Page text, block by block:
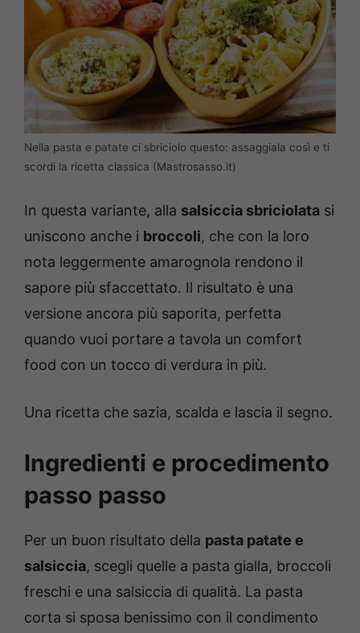
Nella pasta e patate ci sbriciolo questo: assaggiala così e ti
scordi la ricetta classica (Mastrosasso.it)
In questa variante, alla salsiccia sbriciolata si
uniscono anche i broccoli, che con la loro
nota leggermente amarognola rendono il
sapore più sfaccettato. Il risultato è una
versione ancora più saporita, perfetta
quando vuoi portare a tavola un comfort
food con un tocco di verdura in più.
Una ricetta che sazia, scalda e lascia il segno.
Ingredienti e procedimento
passo passo
Per un buon risultato della pasta patate e
salsiccia, scegli quelle a pasta gialla, broccoli
freschi e una salsiccia di qualità. La pasta
corta si sposa benissimo con il condimento